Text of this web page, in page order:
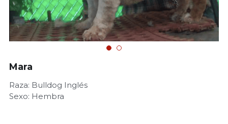
Mara
Raza: Bulldog Inglés
Sexo: Hembra